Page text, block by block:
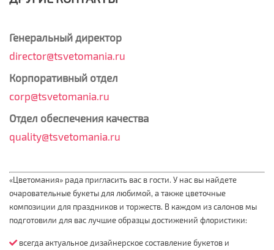
Генеральный директор
director@tsvetomania.ru
Корпоративный отдел
corp@tsvetomania.ru
Отдел обеспечения качества
quality@tsvetomania.ru
«Цветомания» рада пригласить вас в гости. У нас вы найдете
очаровательные букеты для любимой, а также цветочные
композиции для праздников и торжеств. В каждом из салонов мы
подготовили для вас лучшие образцы достижений флористики:
всегда актуальное дизайнерское составление букетов и